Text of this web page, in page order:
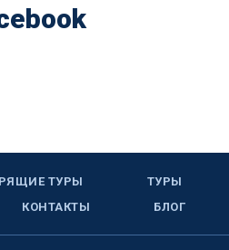
ТУРЫ
ТУРЫ
КОНТАКТЫ БЛОГ